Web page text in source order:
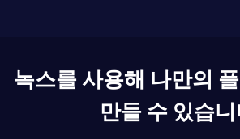
녹스를 사용해 나만의
만들 수 있습